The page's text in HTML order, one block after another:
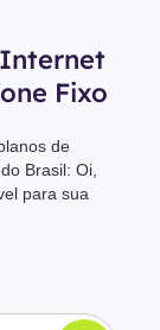
Fixo
de
Brasil: Oi,
para sua